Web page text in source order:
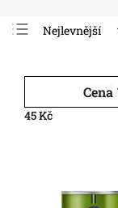
Nejlevnější
Abecedně
Cena
45Kč